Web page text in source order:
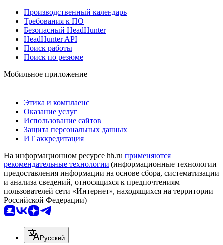
Производственный календарь
Требования к ПО
Безопасный HeadHunter
HeadHunter API
Поиск работы
Поиск по резюме
Мобильное приложение
Этика и комплаенс
Оказание услуг
Использование сайтов
Защита персональных данных
ИТ аккредитация
На информационном ресурсе hh.ru применяются
рекомендательные технологии (информационные технологии
предоставления информации на основе сбора, систематизации
и анализа сведений, относящихся к предпочтениям
пользователей сети «Интернет», находящихся на территории
Российской Федерации)
Русский